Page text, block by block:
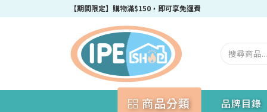
【期間限定】購物滿$150，即可享免運費
成為IPEshop會員，新會員即可獲得迎新$50購物優惠碼！
商品分類 品牌目錄